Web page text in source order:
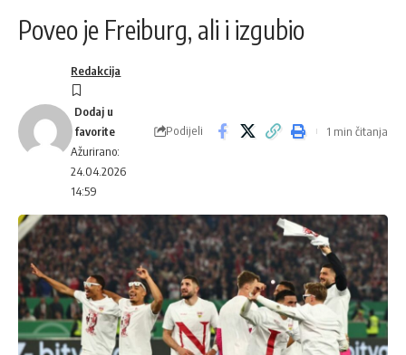
Poveo je Freiburg, ali i izgubio
Ažurirano:
24.04.2026
14:59
Redakcija
Podijeli 1 min čitanja